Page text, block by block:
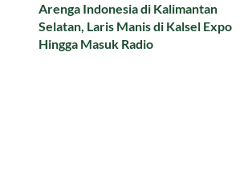
Arenga Indonesia di Kalimantan
Selatan, Laris Manis di Kalsel Expo
Hingga Masuk Radio